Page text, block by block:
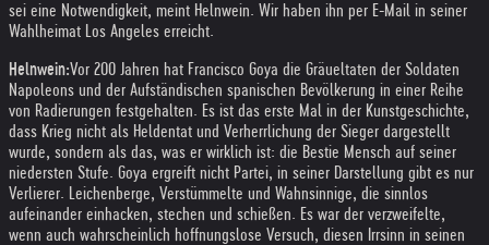
sei eine Notwendigkeit, meint Helnwein. Wir haben ihn per E-Mail in seiner
Wahlheimat Los Angeles erreicht.
Helnwein:Vor 200 Jahren hat Francisco Goya die Gräueltaten der Soldaten
Napoleons und der Aufständischen spanischen Bevölkerung in einer Reihe
von Radierungen festgehalten. Es ist das erste Mal in der Kunstgeschichte,
dass Krieg nicht als Heldentat und Verherrlichung der Sieger dargestellt
wurde, sondern als das, was er wirklich ist: die Bestie Mensch auf seiner
niedersten Stufe. Goya ergreift nicht Partei, in seiner Darstellung gibt es nur
Verlierer. Leichenberge, Verstümmelte und Wahnsinnige, die sinnlos
aufeinander einhacken, stechen und schießen. Es war der verzweifelte,
wenn auch wahrscheinlich hoffnungslose Versuch, diesen Irrsinn in seinen